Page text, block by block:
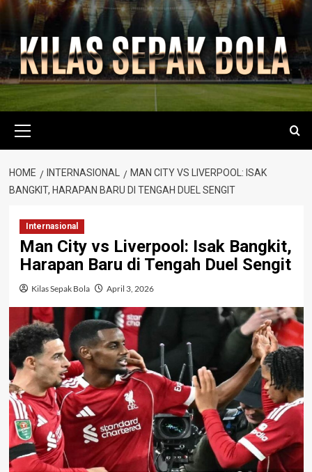
Skip
content
Menu
HOME INTERNASIONAL
MAN CITY VS LIVERPOOL: ISAK
BANGKIT, HARAPAN BARU DI TENGAH DUEL SENGIT
Internasional
Man City vs Liverpool: Isak Bangkit,
Harapan Baru di Tengah Duel Sengit
Kilas Sepak Bola April 3, 2026